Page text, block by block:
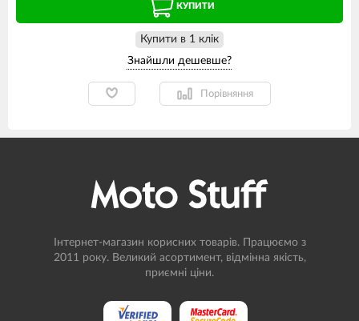
КУПИТИ
Купити в 1 клiк
Порівняння
Інтернет-магазин корисних товарів. Працюємо з
2011 року. Великий асортимент, відмінна якість,
приємні ціни.